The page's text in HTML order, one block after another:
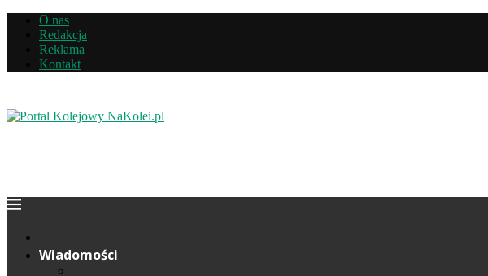
O nas
Redakcja
Reklama
Kontakt
Wiadomości